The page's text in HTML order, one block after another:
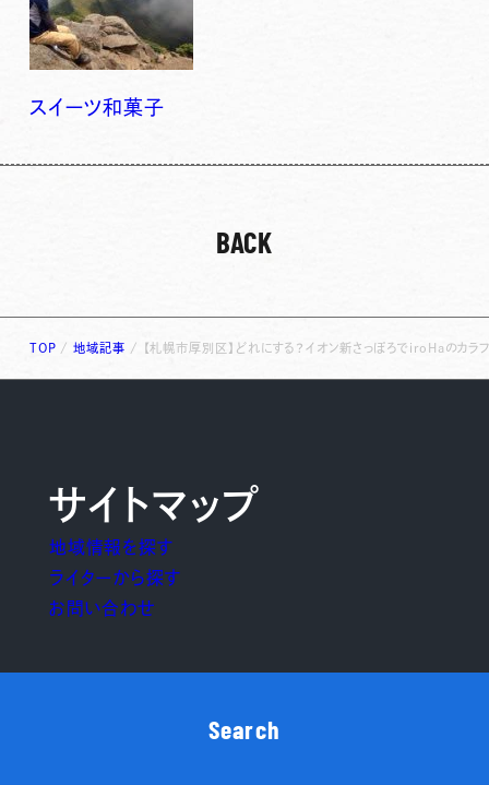
スイーツ和菓子
BACK
TOP /地域記事 / 【札幌市厚別区】どれにする？イオン新さっぽろでiroHaのカラ
サイトマップ
地域情報を探す
ライターから探す
お問い合わせ
Search